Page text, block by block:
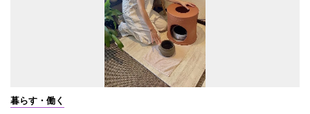
暮らす・働く